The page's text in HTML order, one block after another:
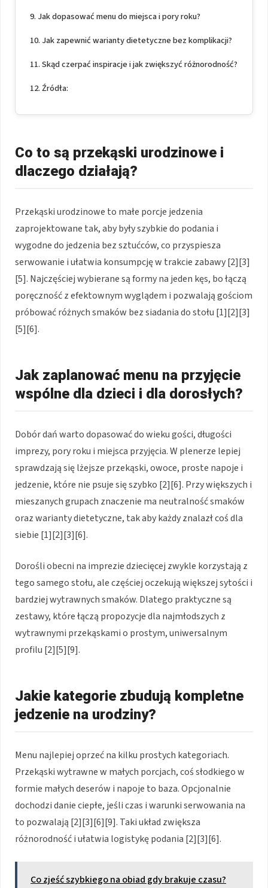
Jak dopasować menu do miejsca i pory roku?
Jak zapewnić warianty dietetyczne bez komplikacji?
Skąd czerpać inspiracje i jak zwiększyć różnorodność?
Źródła:
Co to są przekąski urodzinowe i
dlaczego działają?
Przekąski urodzinowe to małe porcje jedzenia
zaprojektowane tak, aby były szybkie do podania i
wygodne do jedzenia bez sztućców, co przyspiesza
serwowanie i ułatwia konsumpcję w trakcie zabawy [2][3]
[5]. Najczęściej wybierane są formy na jeden kęs, bo łączą
poręczność z efektownym wyglądem i pozwalają gościom
próbować różnych smaków bez siadania do stołu [1][2][3]
[5][6].
Jak zaplanować menu na przyjęcie
wspólne dla dzieci i dla dorosłych?
Dobór dań warto dopasować do wieku gości, długości
imprezy, pory roku i miejsca przyjęcia. W plenerze lepiej
sprawdzają się lżejsze przekąski, owoce, proste napoje i
jedzenie, które nie psuje się szybko [2][6]. Przy większych i
mieszanych grupach znaczenie ma neutralność smaków
oraz warianty dietetyczne, tak aby każdy znalazł coś dla
siebie [1][2][3][6].
Dorośli obecni na imprezie dziecięcej zwykle korzystają z
tego samego stołu, ale częściej oczekują większej sytości i
bardziej wytrawnych smaków. Dlatego praktyczne są
zestawy, które łączą propozycje dla najmłodszych z
wytrawnymi przekąskami o prostym, uniwersalnym
profilu [2][5][9].
Jakie kategorie zbudują kompletne
jedzenie na urodziny?
Menu najlepiej oprzeć na kilku prostych kategoriach.
Przekąski wytrawne w małych porcjach, coś słodkiego w
formie małych deserów i napoje to baza. Opcjonalnie
dochodzi danie ciepłe, jeśli czas i warunki serwowania na
to pozwalają [2][3][6][9]. Taki układ zwiększa
różnorodność i ułatwia logistykę podania [2][3][6].
Co zjeść szybkiego na obiad gdy brakuje czasu?